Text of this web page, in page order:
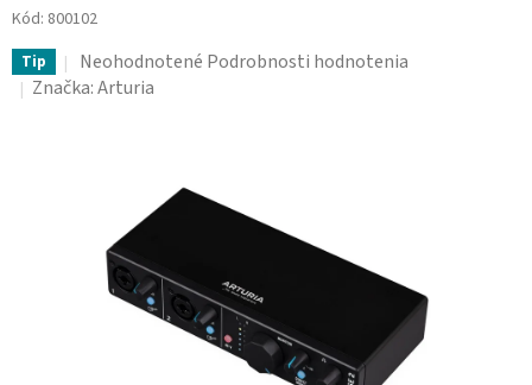
Kód: 800102
Tip
Priemerné
hodnotenie
hviezdičiek.
Neohodnotené Podrobnosti hodnotenia
Značka:Arturia